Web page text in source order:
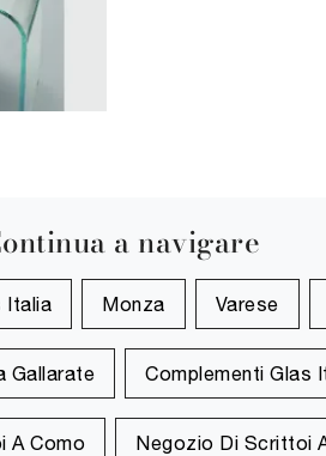
a navigare
Italia Monza Varese
Gallarate Complementi Glas
A Como Negozio Di Scrittoi